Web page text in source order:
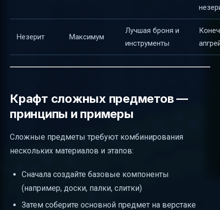
Незерит Максимум
Лучшая броня и
инструменты
Крафт сложных предметов —
принципы и примеры
Сложные предметы требуют комбинирования
нескольких материалов и этапов:
Сначала создайте базовые компоненты
(например, доски, палки, слитки)
Затем соберите основной предмет на верстаке